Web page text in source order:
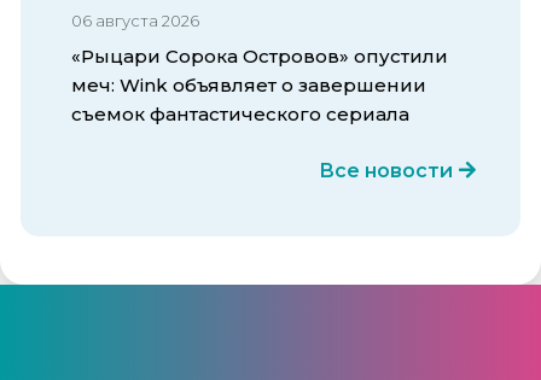
06 августа 2026
«Рыцари Сорока Островов» опустили
меч: Wink объявляет о завершении
съемок фантастического сериала
Все новости